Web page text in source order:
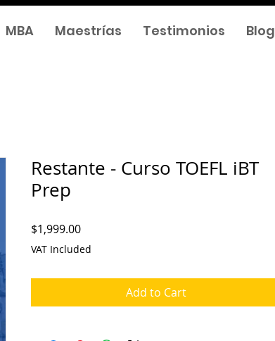
MBA Maestrías Testimonios Blog
Restante - Curso TOEFL iBT
Prep
$1,999.00Price
VAT Included
Add to Cart